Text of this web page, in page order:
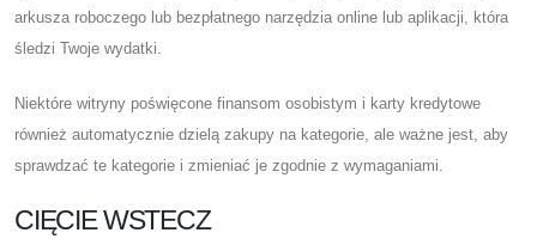
arkusza roboczego lub bezpłatnego narzędzia online lub aplikacji, która
śledzi Twoje wydatki.
Niektóre witryny poświęcone finansom osobistym i karty kredytowe
również automatycznie dzielą zakupy na kategorie, ale ważne jest, aby
sprawdzać te kategorie i zmieniać je zgodnie z wymaganiami.
CIĘCIE WSTECZ